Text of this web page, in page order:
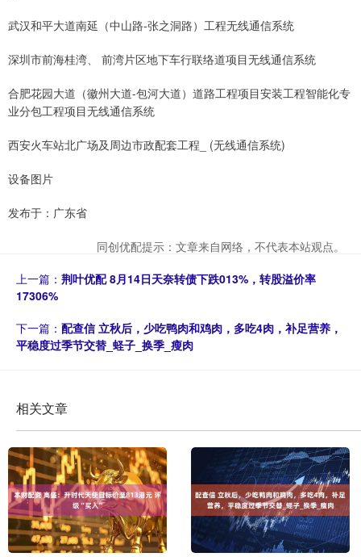
武汉和平大道南延（中山路-张之洞路）工程无线通信系统
深圳市前海桂湾、 前湾片区地下车行联络道项目无线通信系统
合肥花园大道（徽州大道-包河大道）道路工程项目安装工程智能化专
业分包工程项目无线通信系统
西安火车站北广场及周边市政配套工程_ (无线通信系统)
设备图片
发布于：广东省
同创优配提示：文章来自网络，不代表本站观点。
上一篇： 荆叶优配 8月14日天奈转债下跌013%，转股溢价率
17306%
下一篇： 配查信 立秋后，少吃鸭肉和鸡肉，多吃4肉，补足营养，
平稳度过季节交替_蛏子_换季_瘦肉
相关文章